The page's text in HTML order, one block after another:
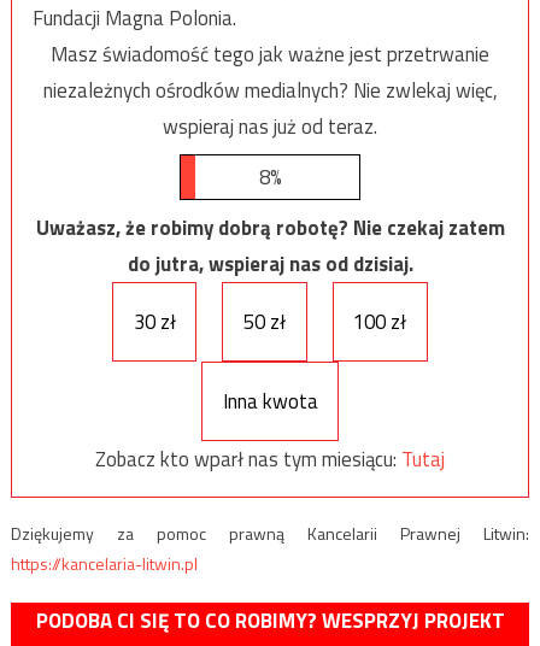
Fundacji Magna Polonia.
Masz świadomość tego jak ważne jest przetrwanie
niezależnych ośrodków medialnych? Nie zwlekaj więc,
wspieraj nas już od teraz.
8%
Uważasz, że robimy dobrą robotę? Nie czekaj zatem
do jutra, wspieraj nas od dzisiaj.
30 zł
50 zł 100 zł
Inna kwota
Zobacz kto wparł nas tym miesiącu: Tutaj
Dziękujemy za pomoc prawną Kancelarii Prawnej Litwin:
https://kancelaria-litwin.pl
PODOBA CI SIĘ TO CO ROBIMY? WESPRZYJ PROJEKT